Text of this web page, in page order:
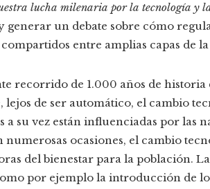
lucha milenaria por la tecnología y
generar un debate sobre cómo
entre amplias capas de
recorrido de 1.000 años de historia
de ser automático, el cambio
a su vez están influenciadas por las
numerosas ocasiones, el cambio
del bienestar para la población.
por ejemplo la introducción de